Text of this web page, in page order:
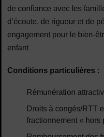
de confiance avec les
d’écoute, de rigueur et de
engagement pour le bien-
enfant
Conditions particulières :
Rémunération
Droits à congés/RTT
fractionnement « hors